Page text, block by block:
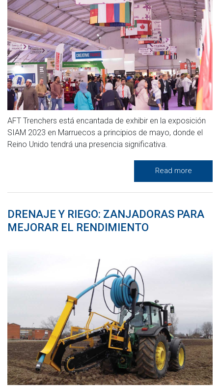
AFT Trenchers está encantada de exhibir en la exposición
SIAM 2023 en Marruecos a principios de mayo, donde el
Reino Unido tendrá una presencia significativa.
Read more
DRENAJE Y RIEGO: ZANJADORAS PARA
MEJORAR EL RENDIMIENTO